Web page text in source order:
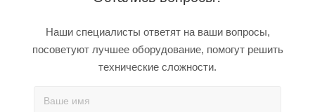
Наши специалисты ответят на ваши вопросы,
посоветуют лучшее оборудование, помогут решить
технические сложности.